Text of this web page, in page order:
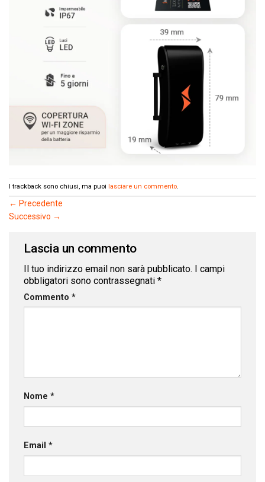
I trackback sono chiusi, ma puoi lasciare un commento.
← Precedente
Successivo →
Lascia un commento
Il tuo indirizzo email non sarà pubblicato. I campi
obbligatori sono contrassegnati *
Commento *
Nome *
Email *